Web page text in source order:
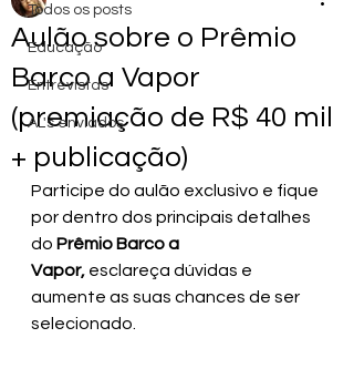
Todos os posts
Educação
Entrevistas
AL's enviados
Aulão sobre o Prêmio
Barco a Vapor
(premiação de R$ 40 mil
+ publicação)
Participe do aulão exclusivo e fique
por dentro dos principais detalhes
do Prêmio Barco a
Vapor, esclareça dúvidas e
aumente as suas chances de ser
selecionado.